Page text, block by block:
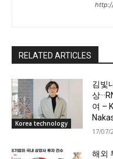
RELATED ARTICLES
Korea technology
김빛
상
여 –
17/07/
해외